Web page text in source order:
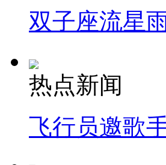
双子座流星
热点新闻
飞行员邀歌